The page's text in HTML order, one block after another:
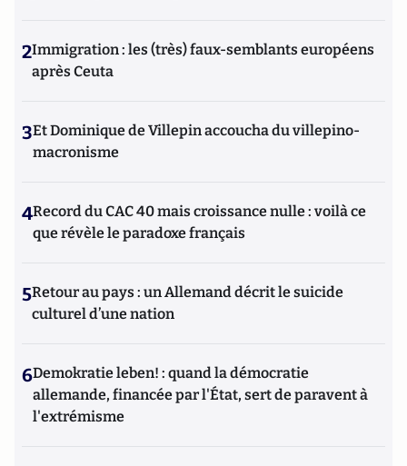
2Immigration : les (très) faux-semblants européens
après Ceuta
3Et Dominique de Villepin accoucha du villepino-
macronisme
4Record du CAC 40 mais croissance nulle : voilà ce
que révèle le paradoxe français
5Retour au pays : un Allemand décrit le suicide
culturel d’une nation
6Demokratie leben! : quand la démocratie
allemande, financée par l'État, sert de paravent à
l'extrémisme